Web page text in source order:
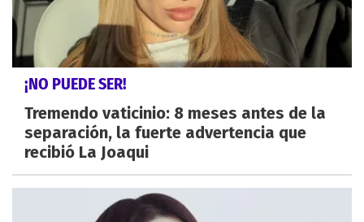
¡NO PUEDE SER!
Tremendo vaticinio: 8 meses antes de la
separación, la fuerte advertencia que
recibió La Joaqui